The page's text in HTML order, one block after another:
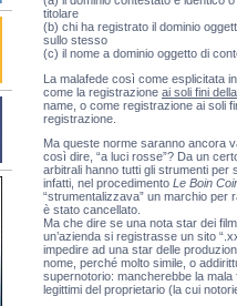
titolare
(b) chi ha registrato il dominio
sullo stesso
(c) il nome a dominio oggetto di
La malafede così come esplicitata
come la registrazione ai soli fini
name, o come registrazione ai soli
registrazione.
Ma queste norme saranno ancora
così dire, “a luci rosse”? Da un
arbitrali hanno tutti gli strumenti
infatti, nel procedimento Le Boin
“strumentalizzava” un marchio per
è stato cancellato.
Ma che dire se una nota star dei
un’azienda si registrasse un sito
impedire ad una star delle
nome, perché molto simile, o
supernotorio: mancherebbe la
legittimi del proprietario (la cui